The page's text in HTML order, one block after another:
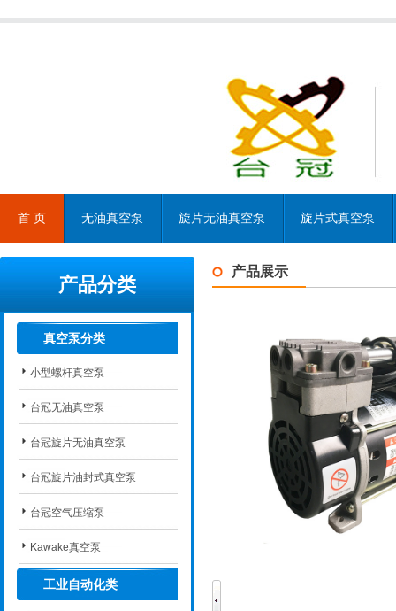
首 页 无油真空泵 旋片无油真空泵 旋片式真空泵
产品分类
真空泵分类
小型螺杆真空泵
台冠无油真空泵
台冠旋片无油真空泵
台冠旋片油封式真空泵
台冠空气压缩泵
Kawake真空泵
工业自动化类
产品展示